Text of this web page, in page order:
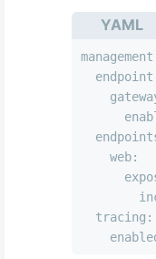
YAML
web:
tracing: